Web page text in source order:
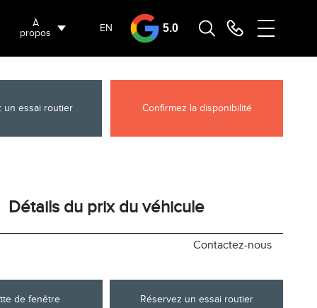
À
propos
EN 5.0
un essai routier Confirmez la disponibilité
Détails du prix du véhicule
Contactez-nous
de fenêtre Réservez un essai routier